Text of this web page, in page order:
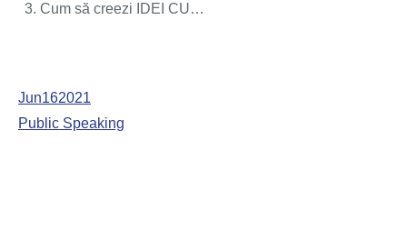
Cum să creezi IDEI CU…
Jun162021
Public Speaking